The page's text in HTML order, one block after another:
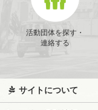
活動団体を探す・
連絡する
サイトについて